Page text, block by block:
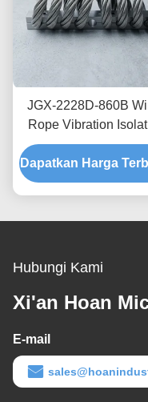
JGX-2228D-860B
Rope Vibration
Rapid Prototyping
Assembly
Shock Mount
Dapatkan Harga
Hubungi Kami
Xi'an Hoan
E-mail